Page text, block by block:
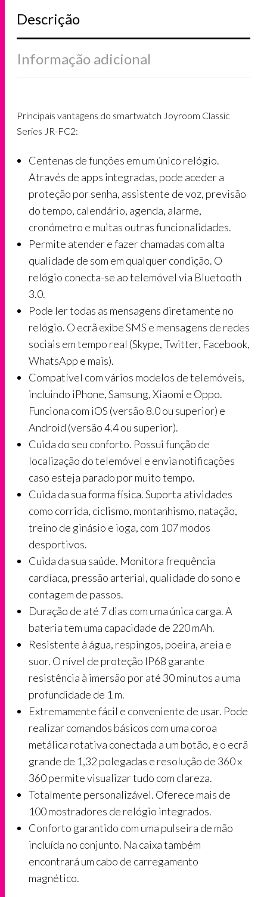
Descrição
Informação adicional
Principais vantagens do smartwatch Joyroom Classic
Series JR-FC2:
Centenas de funções em um único relógio.
Através de apps integradas, pode aceder a
proteção por senha, assistente de voz, previsão
do tempo, calendário, agenda, alarme,
cronómetro e muitas outras funcionalidades.
Permite atender e fazer chamadas com alta
qualidade de som em qualquer condição. O
relógio conecta-se ao telemóvel via Bluetooth
3.0.
Pode ler todas as mensagens diretamente no
relógio. O ecrã exibe SMS e mensagens de redes
sociais em tempo real (Skype, Twitter, Facebook,
WhatsApp e mais).
Compatível com vários modelos de telemóveis,
incluindo iPhone, Samsung, Xiaomi e Oppo.
Funciona com iOS (versão 8.0 ou superior) e
Android (versão 4.4 ou superior).
Cuida do seu conforto. Possui função de
localização do telemóvel e envia notificações
caso esteja parado por muito tempo.
Cuida da sua forma física. Suporta atividades
como corrida, ciclismo, montanhismo, natação,
treino de ginásio e ioga, com 107 modos
desportivos.
Cuida da sua saúde. Monitora frequência
cardíaca, pressão arterial, qualidade do sono e
contagem de passos.
Duração de até 7 dias com uma única carga. A
bateria tem uma capacidade de 220 mAh.
Resistente à água, respingos, poeira, areia e
suor. O nível de proteção IP68 garante
resistência à imersão por até 30 minutos a uma
profundidade de 1 m.
Extremamente fácil e conveniente de usar. Pode
realizar comandos básicos com uma coroa
metálica rotativa conectada a um botão, e o ecrã
grande de 1,32 polegadas e resolução de 360 x
360 permite visualizar tudo com clareza.
Totalmente personalizável. Oferece mais de
100 mostradores de relógio integrados.
Conforto garantido com uma pulseira de mão
incluída no conjunto. Na caixa também
encontrará um cabo de carregamento
magnético.